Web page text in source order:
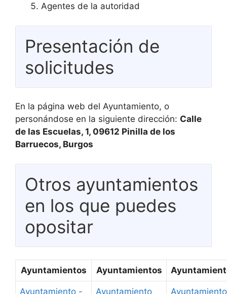
Agentes de la autoridad
Presentación de
solicitudes
En la página web del Ayuntamiento, o
personándose en la siguiente dirección: Calle
de las Escuelas, 1, 09612 Pinilla de los
Barruecos, Burgos
Otros ayuntamientos
en los que puedes
opositar
Ayuntamientos Ayuntamientos
Ayuntamiento - Ayuntamiento Ayuntamiento